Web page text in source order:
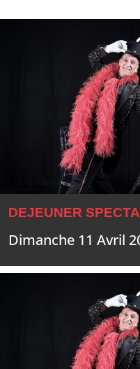
DEJEUNER
Dimanche 11 Avril